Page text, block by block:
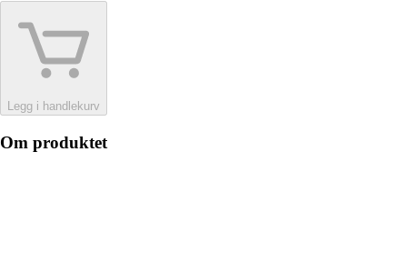
Legg i handlekurv
Om produktet